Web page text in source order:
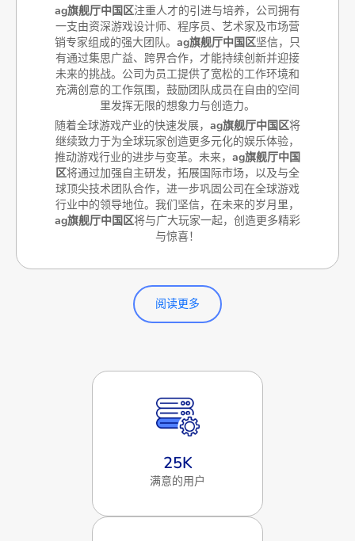
ag旗舰厅中国区注重人才的引进与培养，公司拥有
一支由资深游戏设计师、程序员、艺术家及市场营
销专家组成的强大团队。 ag旗舰厅中国区坚信，只
有通过集思广益、跨界合作，才能持续创新并迎接
未来的挑战。公司为员工提供了宽松的工作环境和
充满创意的工作氛围，鼓励团队成员在自由的空间
里发挥无限的想象力与创造力。
随着全球游戏产业的快速发展， ag旗舰厅中国区将
继续致力于为全球玩家创造更多元化的娱乐体验，
推动游戏行业的进步与变革。未来， ag旗舰厅中国
区将通过加强自主研发，拓展国际市场，以及与全
球顶尖技术团队合作，进一步巩固公司在全球游戏
行业中的领导地位。我们坚信，在未来的岁月里，
ag旗舰厅中国区将与广大玩家一起，创造更多精彩
与惊喜！
阅读更多
25K
满意的用户